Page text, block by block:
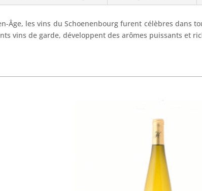
Âge, les vins du Schoenenbourg furent célèbres dans
vins de garde, développent des arômes puissants et